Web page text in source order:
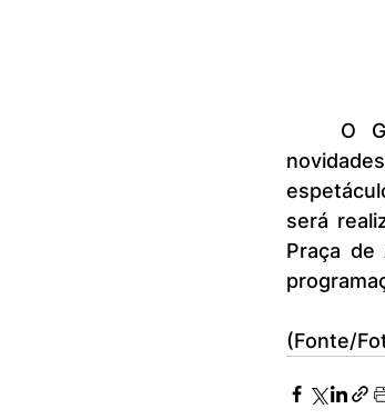
será
Praça de
(Fonte/